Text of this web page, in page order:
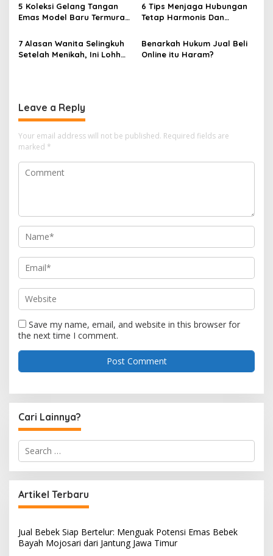
t
o
5 Koleksi Gelang Tangan
Emas Model Baru Termurah
6 Tips Menjaga Hubungan
Tetap Harmonis Dan
7 Alasan Wanita Selingkuh
Setelah Menikah, Ini Lohh
Benarkah Hukum Jual Beli
Online itu Haram?
Leave a Reply
Your email address will not be published. Required fields are
marked *
Save my name, email, and website in this browser for
the next time I comment.
Cari Lainnya?
S
r
c
h
f
r
:
Artikel Terbaru
Jual Bebek Siap Bertelur: Menguak Potensi Emas Bebek
Bayah Mojosari dari Jantung Jawa Timur